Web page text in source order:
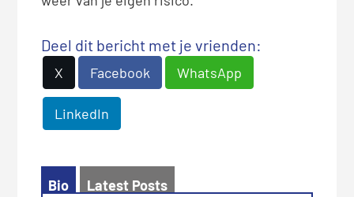
Deel dit bericht met je vrienden:
X Facebook WhatsApp
LinkedIn
Bio
Latest Posts